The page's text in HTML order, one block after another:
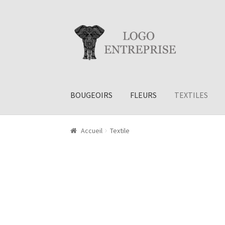
Aller à la navigation
Aller au contenu
BOUGEOIRS FLEURS TEXTILES
Accueil Textile